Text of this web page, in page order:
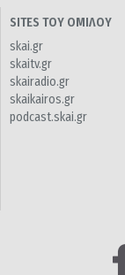
SITES ΤΟΥ ΟΜΙΛΟΥ
skai.gr
skaitv.gr
skairadio.gr
skaikairos.gr
podcast.skai.gr